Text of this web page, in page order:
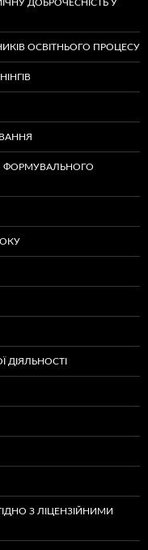
ДОБРОЧЕСНІСТЬ У
ОСВІТНЬОГО ПРОЦЕСУ
ФОРМУВАЛЬНОГО
ДІЯЛЬНОСТІ
З ЛІЦЕНЗІЙНИМИ